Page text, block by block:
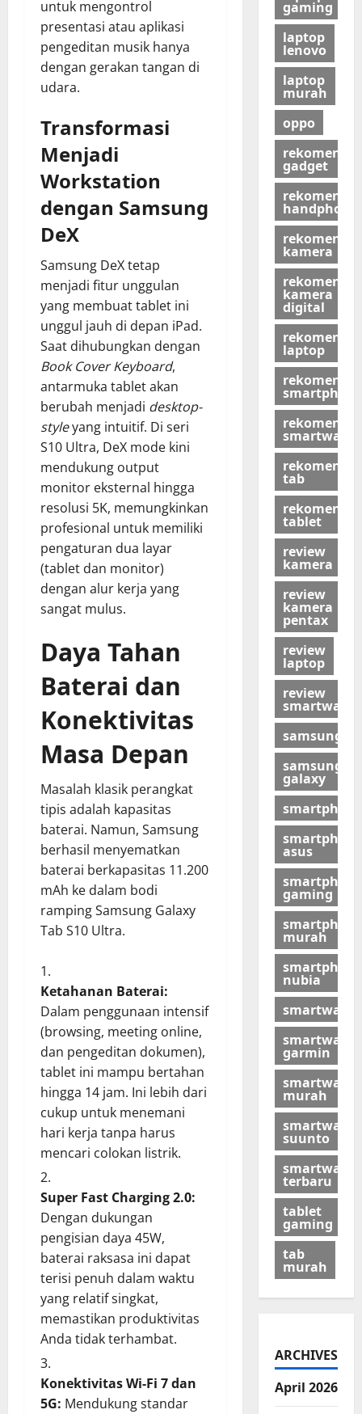
untuk mengontrol
presentasi atau aplikasi
pengeditan musik hanya
dengan gerakan tangan di
udara.
Transformasi
Menjadi
Workstation
dengan Samsung
DeX
Samsung DeX tetap
menjadi fitur unggulan
yang membuat tablet ini
unggul jauh di depan iPad.
Saat dihubungkan dengan
Book Cover Keyboard,
antarmuka tablet akan
berubah menjadi desktop-
styleyang intuitif. Di seri
S10 Ultra, DeX mode kini
mendukung output
monitor eksternal hingga
resolusi 5K, memungkinkan
profesional untuk memiliki
pengaturan dua layar
(tablet dan monitor)
dengan alur kerja yang
sangat mulus.
Daya Tahan
Baterai dan
Konektivitas
Masa Depan
Masalah klasik perangkat
tipis adalah kapasitas
baterai. Namun, Samsung
berhasil menyematkan
baterai berkapasitas 11.200
mAh ke dalam bodi
ramping Samsung Galaxy
Tab S10 Ultra.
Ketahanan Baterai:
Dalam penggunaan intensif
(browsing, meeting online,
dan pengeditan dokumen),
tablet ini mampu bertahan
hingga 14 jam. Ini lebih dari
cukup untuk menemani
hari kerja tanpa harus
mencari colokan listrik.
Super Fast Charging 2.0:
Dengan dukungan
pengisian daya 45W,
baterai raksasa ini dapat
terisi penuh dalam waktu
yang relatif singkat,
memastikan produktivitas
Anda tidak terhambat.
Konektivitas Wi-Fi 7 dan
5G: Mendukung standar
gaming
laptop
lenovo
laptop
murah
oppo
gadget
handphone
kamera
kamera
digital
laptop
smartphone
smartwatch
tab
tablet
review
kamera
review
kamera
pentax
review
laptop
review
smartwatch
samsung
samsung
galaxy
smartphone
smartphone
asus
smartphone
gaming
smartphone
murah
smartphone
nubia
smartwatch
smartwatch
garmin
smartwatch
murah
smartwatch
suunto
smartwatch
terbaru
tablet
gaming
tab
murah
ARCHIVES
April 2026